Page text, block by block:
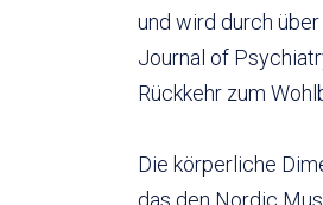
und wird durch
Journal of
Rückkehr zum
Die körperliche
das den Nordic